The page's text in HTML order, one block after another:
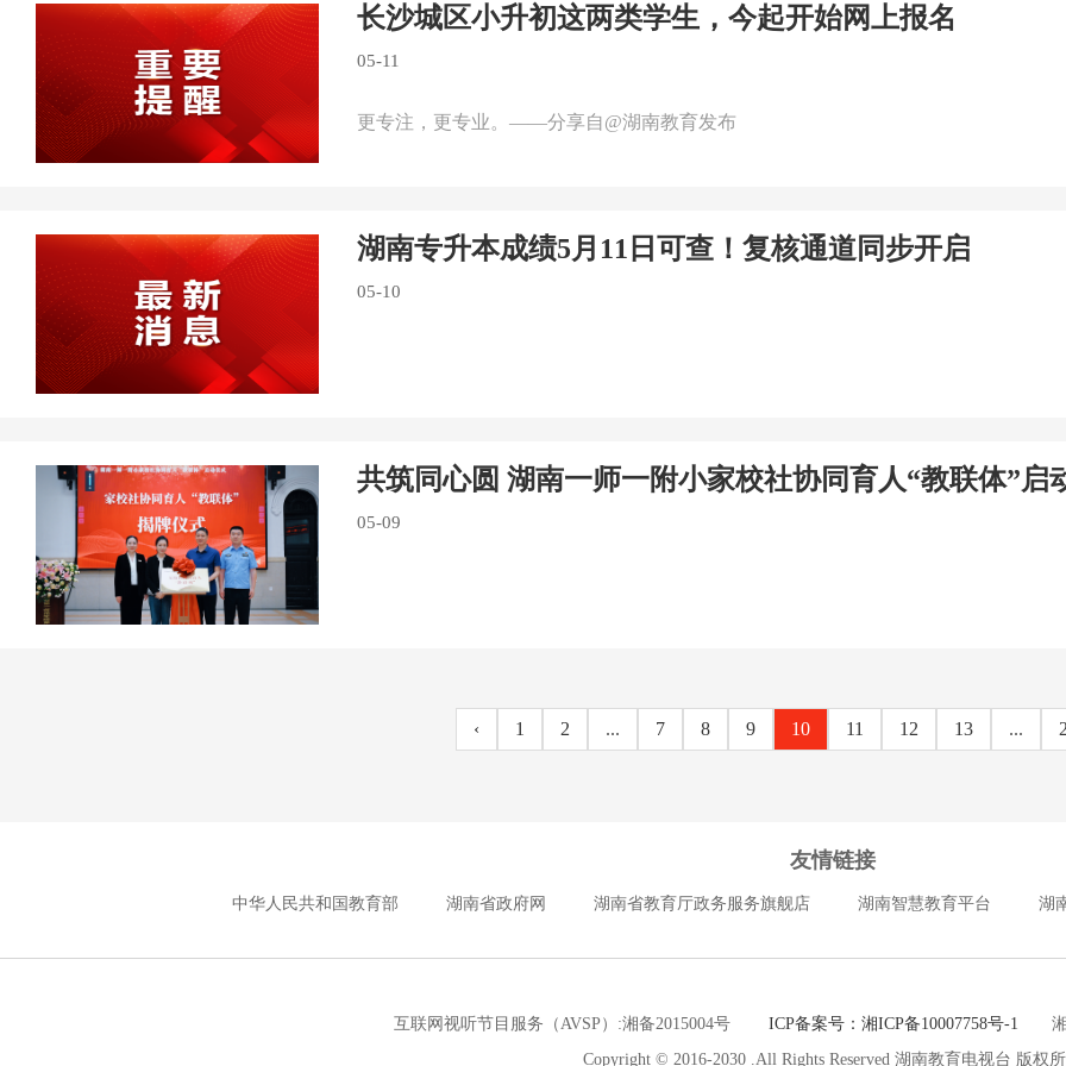
长沙城区小升初这两类学生，今起开始网上报名
05-11
更专注，更专业。——分享自@湖南教育发布
湖南专升本成绩5月11日可查！复核通道同步开启
05-10
共筑同心圆 湖南一师一附小家校社协同育人“教联体”启
05-09
‹ 1 2 ... 7 8 9 10 11 12 13 ...
友情链接
中华人民共和国教育部 湖南省政府网 湖南省教育厅政务服务旗舰店 湖南智慧教育平台 湖
互联网视听节目服务（AVSP）:湘备2015004号 ICP备案号：湘ICP备10007758号-1 湘公
Copyright © 2016-2030 .All Rights Reserved 湖南教育电视台 版权